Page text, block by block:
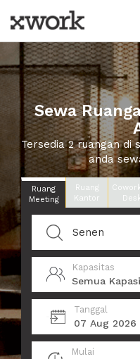
Sewa
Tersedia 2 ruangan di
anda
Ruang
Meeting
Ruang
Kantor
Desk
Kapasitas
Semua
Tanggal
07 Aug 2026
Mulai